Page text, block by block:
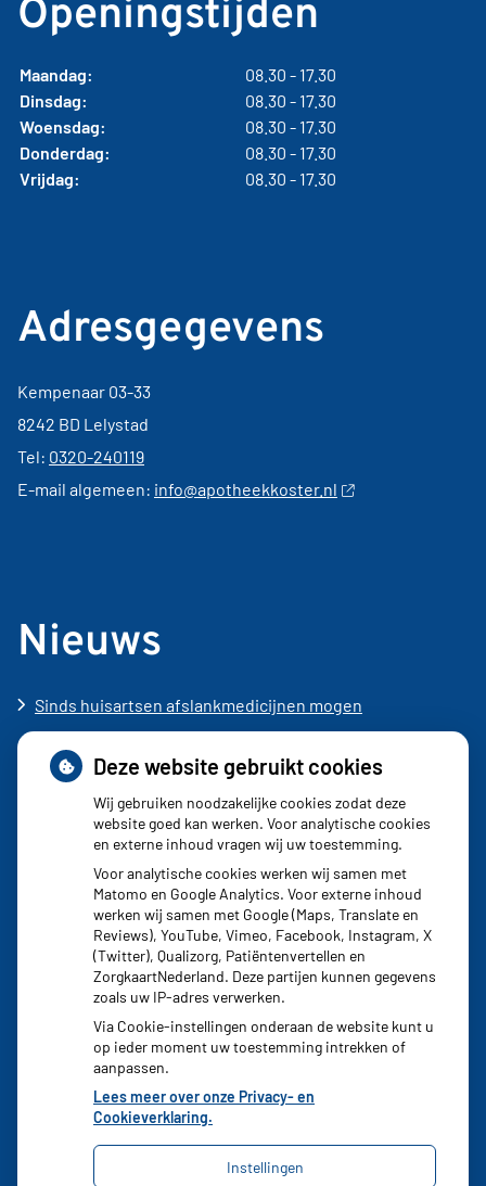
Openingstijden
Maandag:
08.30 - 17.30
Dinsdag:
08.30 - 17.30
Woensdag:
08.30 - 17.30
Donderdag:
08.30 - 17.30
Vrijdag:
08.30 - 17.30
Adresgegevens
Kempenaar 03-33
8242 BD Lelystad
Tel: 0320-240119
E-mail algemeen: info@apotheekkoster.nl
Nieuws
Sinds huisartsen afslankmedicijnen mogen
voorschrijven, neemt gebruik toe
Schurft sinds corona geen vergeten ziekte meer: aantal
uitbraken fors gestegen
Stoppen met afslankmedicijnen betekent zonder
leefstijlaanpassingen weer gewichtstoename
Kookadvies drinkwater in provincie Utrecht vanwege
besmetting
Terugroepactie babyvoeding Nestlé: bacterie kan baby’s
ziek maken
Deze website gebruikt cookies
Wij gebruiken noodzakelijke cookies zodat deze
website goed kan werken. Voor analytische cookies
en externe inhoud vragen wij uw toestemming.
Voor analytische cookies werken wij samen met
Matomo en Google Analytics. Voor externe inhoud
werken wij samen met Google (Maps, Translate en
Reviews), YouTube, Vimeo, Facebook, Instagram, X
(Twitter), Qualizorg, Patiëntenvertellen en
ZorgkaartNederland. Deze partijen kunnen gegevens
zoals uw IP-adres verwerken.
Via Cookie-instellingen onderaan de website kunt u
op ieder moment uw toestemming intrekken of
aanpassen.
Lees meer over onze Privacy- en
Cookieverklaring.
Instellingen